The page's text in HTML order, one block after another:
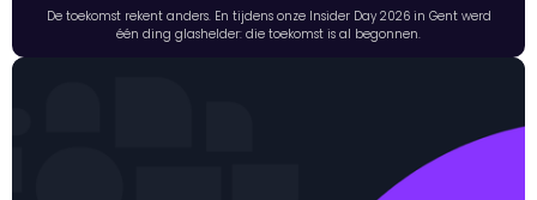
De toekomst rekent anders. En tijdens onze Insider Day 2026 in Gent werd
één ding glashelder: die toekomst is al begonnen.